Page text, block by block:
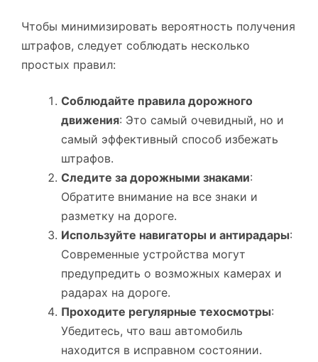
Чтобы минимизировать вероятность получения
штрафов, следует соблюдать несколько
простых правил:
Соблюдайте правила дорожного
движения: Это самый очевидный, но и
самый эффективный способ избежать
штрафов.
Следите за дорожными знаками:
Обратите внимание на все знаки и
разметку на дороге.
Используйте навигаторы и антирадары:
Современные устройства могут
предупредить о возможных камерах и
радарах на дороге.
Проходите регулярные техосмотры:
Убедитесь, что ваш автомобиль
находится в исправном состоянии.